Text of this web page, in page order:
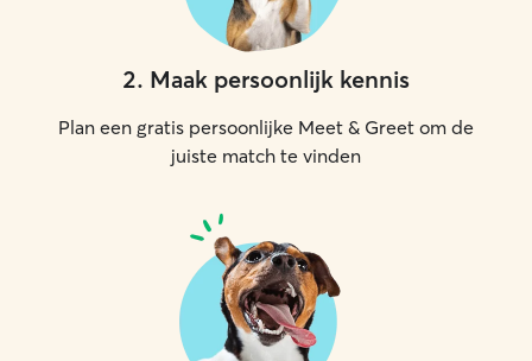
2. Maak persoonlijk kennis
Plan een gratis persoonlijke Meet & Greet om de
juiste match te vinden